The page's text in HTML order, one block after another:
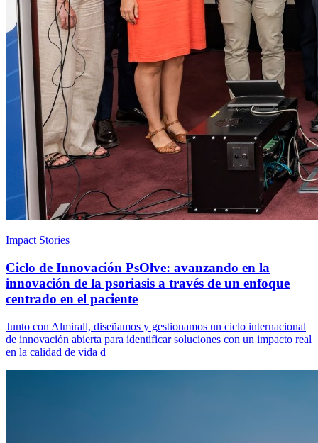
Impact Stories
Ciclo de Innovación PsOlve: avanzando en la
innovación de la psoriasis a través de un enfoque
centrado en el paciente
Junto con Almirall, diseñamos y gestionamos un ciclo internacional
de innovación abierta para identificar soluciones con un impacto real
en la calidad de vida d